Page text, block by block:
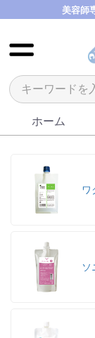
美容師
ホーム
ワ
ソ